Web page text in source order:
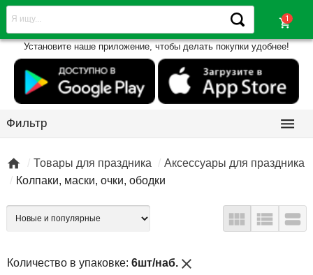
shopping_cart
Установите наше приложение, чтобы делать покупки удобнее!
Фильтр 
 Товары для праздника
Аксессуары для праздника
Колпаки, маски, очки, ободки
  
Количество в упаковке: 6шт/наб. close